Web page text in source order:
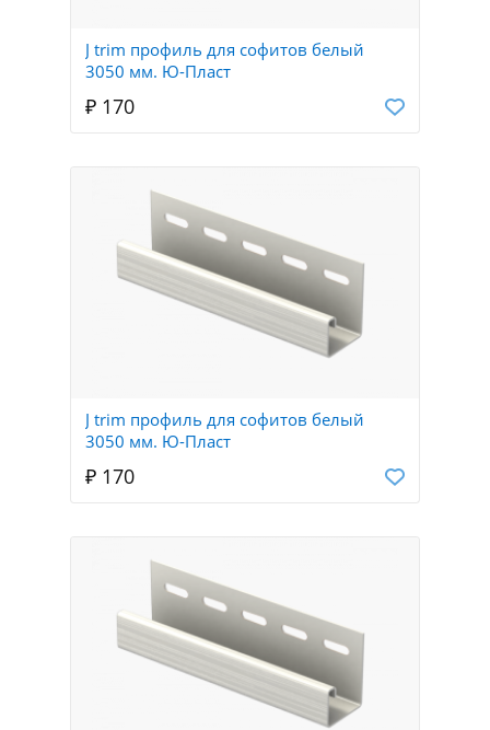
J trim профиль для софитов белый
3050 мм. Ю-Пласт
₽ 170
J trim профиль для софитов белый
3050 мм. Ю-Пласт
₽ 170